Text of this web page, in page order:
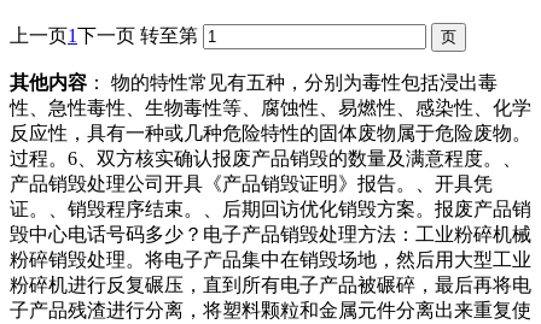
上一页1下一页 转至第
其他内容 ： 物的特性常见有五种，分别为毒性包括浸出毒
性、急性毒性、生物毒性等、腐蚀性、易燃性、感染性、化学
反应性，具有一种或几种危险特性的固体废物属于危险废物。
过程。6、双方核实确认报废产品销毁的数量及满意程度。、
产品销毁处理公司开具《产品销毁证明》报告。、开具凭
证。、销毁程序结束。、后期回访优化销毁方案。报废产品销
毁中心电话号码多少？电子产品销毁处理方法：工业粉碎机械
粉碎销毁处理。将电子产品集中在销毁场地，然后用大型工业
粉碎机进行反复碾压，直到所有电子产品被碾碎，最后再将电
子产品残渣进行分离，将塑料颗粒和金属元件分离出来重复使